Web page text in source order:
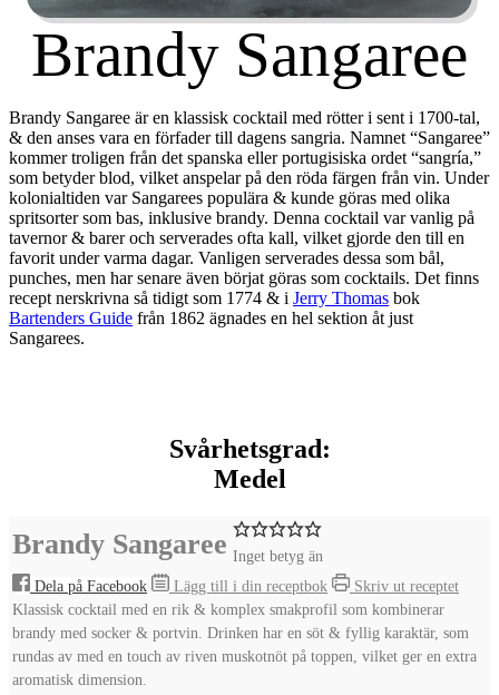
Brandy Sangaree
Brandy Sangaree är en klassisk cocktail med rötter i sent i 1700-tal,
& den anses vara en förfader till dagens sangria. Namnet “Sangaree”
kommer troligen från det spanska eller portugisiska ordet “sangría,”
som betyder blod, vilket anspelar på den röda färgen från vin. Under
kolonialtiden var Sangarees populära & kunde göras med olika
spritsorter som bas, inklusive brandy. Denna cocktail var vanlig på
tavernor & barer och serverades ofta kall, vilket gjorde den till en
favorit under varma dagar. Vanligen serverades dessa som bål,
punches, men har senare även börjat göras som cocktails. Det finns
recept nerskrivna så tidigt som 1774 & i Jerry Thomas bok
Bartenders Guide från 1862 ägnades en hel sektion åt just
Sangarees.
Svårhetsgrad:
Medel
Brandy Sangaree Inget betyg än
Dela på Facebook
Lägg till i din receptbok
Skriv ut receptet
Klassisk cocktail med en rik & komplex smakprofil som kombinerar
brandy med socker & portvin. Drinken har en söt & fyllig karaktär, som
rundas av med en touch av riven muskotnöt på toppen, vilket ger en extra
aromatisk dimension.